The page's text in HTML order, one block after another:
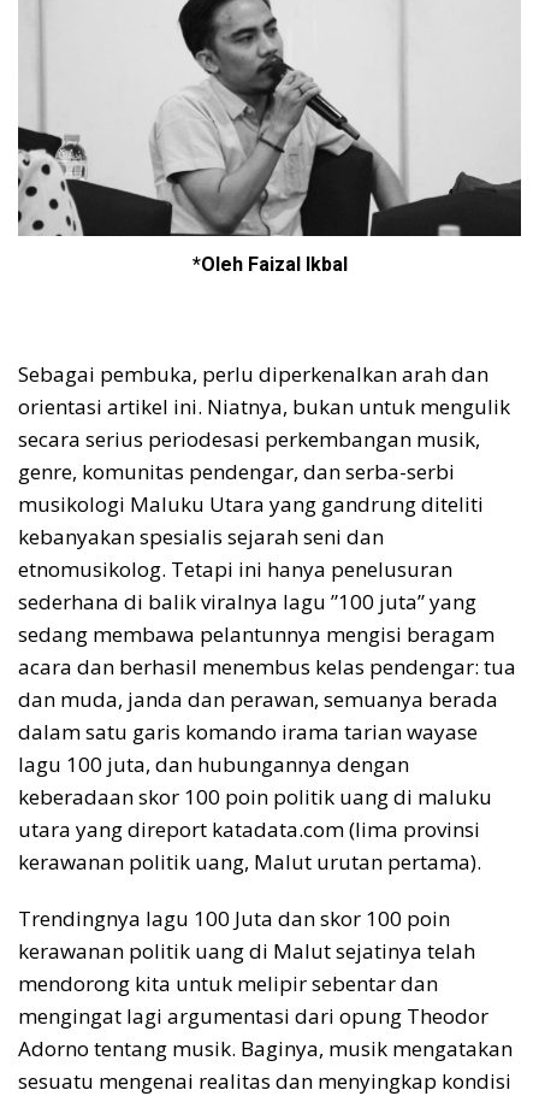
*Oleh Faizal Ikbal
Sebagai pembuka, perlu diperkenalkan arah dan
orientasi artikel ini. Niatnya, bukan untuk mengulik
secara serius periodesasi perkembangan musik,
genre, komunitas pendengar, dan serba-serbi
musikologi Maluku Utara yang gandrung diteliti
kebanyakan spesialis sejarah seni dan
etnomusikolog. Tetapi ini hanya penelusuran
sederhana di balik viralnya lagu ”100 juta” yang
sedang membawa pelantunnya mengisi beragam
acara dan berhasil menembus kelas pendengar: tua
dan muda, janda dan perawan, semuanya berada
dalam satu garis komando irama tarian wayase
lagu 100 juta, dan hubungannya dengan
keberadaan skor 100 poin politik uang di maluku
utara yang direport katadata.com (lima provinsi
kerawanan politik uang, Malut urutan pertama).
Trendingnya lagu 100 Juta dan skor 100 poin
kerawanan politik uang di Malut sejatinya telah
mendorong kita untuk melipir sebentar dan
mengingat lagi argumentasi dari opung Theodor
Adorno tentang musik. Baginya, musik mengatakan
sesuatu mengenai realitas dan menyingkap kondisi